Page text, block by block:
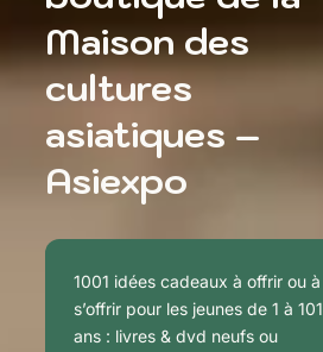
Maison des
cultures
asiatiques –
Asiexpo
1001 idées cadeaux à offrir ou à
s’offrir pour les jeunes de 1 à 101
ans : livres & dvd neufs ou